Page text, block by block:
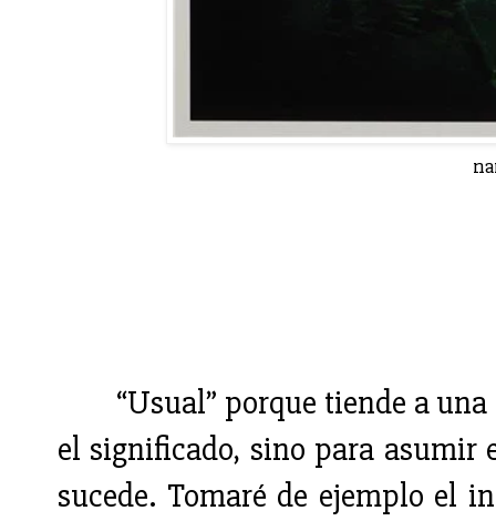
“Usual” porque tiende a
el significado, sino para asumir
sucede. Tomaré de ejemplo el